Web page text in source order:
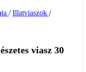
/ Illatviaszok /
viasz 30